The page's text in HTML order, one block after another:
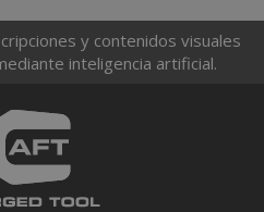
y contenidos visuales
inteligencia artificial.